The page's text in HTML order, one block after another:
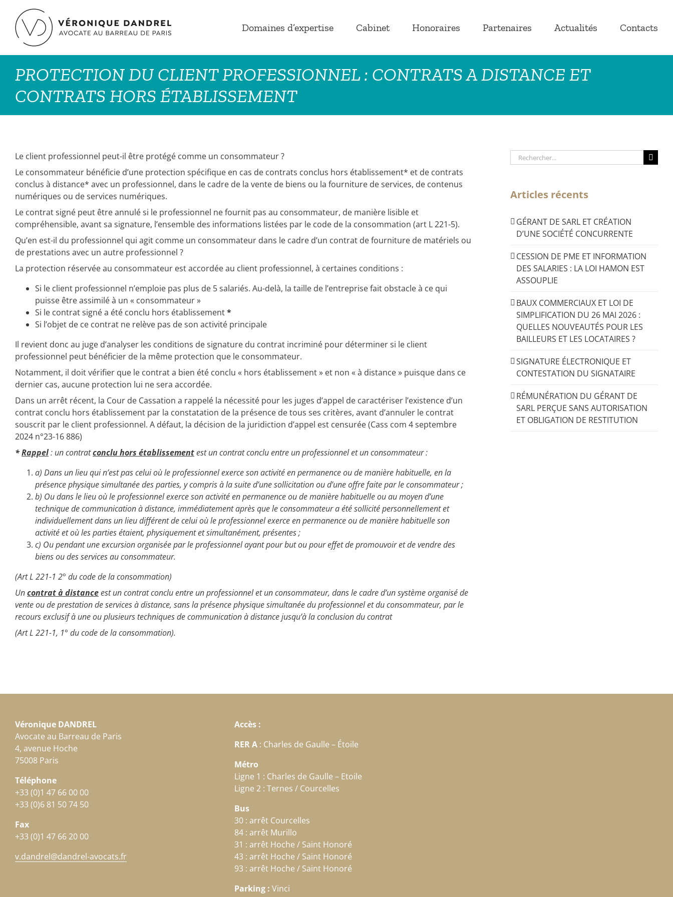
contenu
Domaines d’expertise Cabinet Honoraires Partenaires Actualités Contacts
PROTECTION DU CLIENT PROFESSIONNEL : CONTRATS A DISTANCE ET
CONTRATS HORS ÉTABLISSEMENT
Le client professionnel peut-il être protégé comme un consommateur ?
Le consommateur bénéficie d’une protection spécifique en cas de contrats conclus hors établissement* et de contrats
conclus à distance* avec un professionnel, dans le cadre de la vente de biens ou la fourniture de services, de contenus
numériques ou de services numériques.
Le contrat signé peut être annulé si le professionnel ne fournit pas au consommateur, de manière lisible et
compréhensible, avant sa signature, l’ensemble des informations listées par le code de la consommation (art L 221-5).
Qu’en est-il du professionnel qui agit comme un consommateur dans le cadre d’un contrat de fourniture de matériels ou
de prestations avec un autre professionnel ?
La protection réservée au consommateur est accordée au client professionnel, à certaines conditions :
Si le client professionnel n’emploie pas plus de 5 salariés. Au-delà, la taille de l’entreprise fait obstacle à ce qui
puisse être assimilé à un « consommateur »
Si le contrat signé a été conclu hors établissement*
Si l’objet de ce contrat ne relève pas de son activité principale
Il revient donc au juge d’analyser les conditions de signature du contrat incriminé pour déterminer si le client
professionnel peut bénéficier de la même protection que le consommateur.
Notamment, il doit vérifier que le contrat a bien été conclu « hors établissement » et non « à distance » puisque dans ce
dernier cas, aucune protection lui ne sera accordée.
Dans un arrêt récent, la Cour de Cassation a rappelé la nécessité pour les juges d’appel de caractériser l’existence d’un
contrat conclu hors établissement par la constatation de la présence de tous ses critères, avant d’annuler le contrat
souscrit par le client professionnel. A défaut, la décision de la juridiction d’appel est censurée (Cass com 4 septembre
2024 n°23-16 886)
*Rappel: un contratconclu hors établissementest un contrat conclu entre un professionnel et un consommateur :
a) Dans un lieu qui n’est pas celui où le professionnel exerce son activité en permanence ou de manière habituelle, en la
présence physique simultanée des parties, y compris à la suite d’une sollicitation ou d’une offre faite par le consommateur ;
b) Ou dans le lieu où le professionnel exerce son activité en permanence ou de manière habituelle ou au moyen d’une
technique de communication à distance, immédiatement après que le consommateur a été sollicité personnellement et
individuellement dans un lieu différent de celui où le professionnel exerce en permanence ou de manière habituelle son
activité et où les parties étaient, physiquement et simultanément, présentes ;
c) Ou pendant une excursion organisée par le professionnel ayant pour but ou pour effet de promouvoir et de vendre des
biens ou des services au consommateur.
(Art L 221-1 2° du code de la consommation)
Uncontrat à distanceest un contrat conclu entre un professionnel et un consommateur, dans le cadre d’un système organisé de
vente ou de prestation de services à distance, sans la présence physique simultanée du professionnel et du consommateur, par le
recours exclusif à une ou plusieurs techniques de communication à distance jusqu’à la conclusion du contrat
(Art L 221-1, 1° du code de la consommation).
Rechercher:
Articles récents
GÉRANT DE SARL ET CRÉATION
D’UNE SOCIÉTÉ CONCURRENTE
CESSION DE PME ET INFORMATION
DES SALARIES : LA LOI HAMON EST
ASSOUPLIE
BAUX COMMERCIAUX ET LOI DE
SIMPLIFICATION DU 26 MAI 2026 :
QUELLES NOUVEAUTÉS POUR LES
BAILLEURS ET LES LOCATAIRES ?
SIGNATURE ÉLECTRONIQUE ET
CONTESTATION DU SIGNATAIRE
RÉMUNÉRATION DU GÉRANT DE
SARL PERÇUE SANS AUTORISATION
ET OBLIGATION DE RESTITUTION
Véronique DANDREL
Avocate au Barreau de Paris
4, avenue Hoche
75008 Paris
Téléphone
+33 (0)1 47 66 00 00
+33 (0)6 81 50 74 50
Fax
+33 (0)1 47 66 20 00
v.dandrel@dandrel-avocats.fr
Accès :
RER A : Charles de Gaulle – Étoile
Métro
Ligne 1 : Charles de Gaulle – Etoile
Ligne 2 : Ternes / Courcelles
Bus
30 : arrêt Courcelles
84 : arrêt Murillo
31 : arrêt Hoche / Saint Honoré
43 : arrêt Hoche / Saint Honoré
93 : arrêt Hoche / Saint Honoré
Parking : Vinci